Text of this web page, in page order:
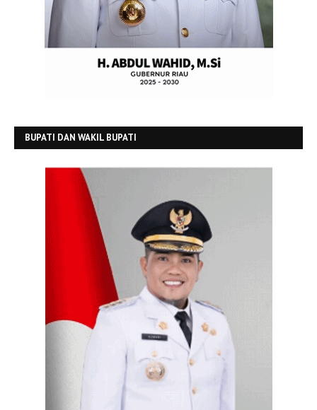
BUPATI DAN WAKIL BUPATI